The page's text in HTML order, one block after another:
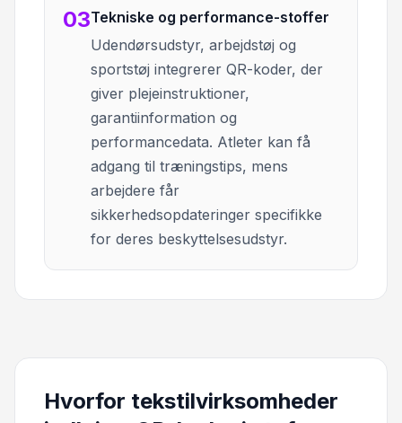
03Tekniske og performance-stoffer
Udendørsudstyr, arbejdstøj og
sportstøj integrerer QR-koder, der
giver plejeinstruktioner,
garantiinformation og
performancedata. Atleter kan få
adgang til træningstips, mens
arbejdere får
sikkerhedsopdateringer specifikke
for deres beskyttelsesudstyr.
Hvorfor tekstilvirksomheder